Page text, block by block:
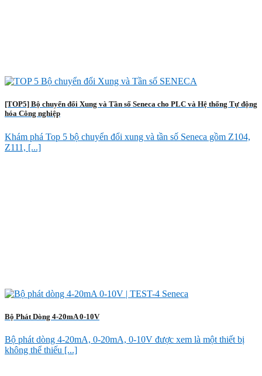
[TOP5] Bộ chuyển đổi Xung và Tần số Seneca cho PLC và Hệ thống Tự động
hóa Công nghiệp
Khám phá Top 5 bộ chuyển đổi xung và tần số Seneca gồm Z104,
Z111, [...]
Bộ Phát Dòng 4-20mA 0-10V
Bộ phát dòng 4-20mA, 0-20mA, 0-10V được xem là một thiết bị
không thể thiếu [...]